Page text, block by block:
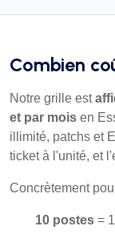
Combien
Notre grille est
et par mois en
illimité, patchs et
ticket à l'unité, et
Concrètement
10 postes =